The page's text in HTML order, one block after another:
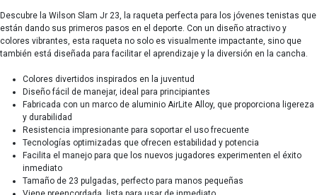
Descubre la Wilson Slam Jr 23, la raqueta perfecta para los jóvenes tenistas que
están dando sus primeros pasos en el deporte. Con un diseño atractivo y
colores vibrantes, esta raqueta no solo es visualmente impactante, sino que
también está diseñada para facilitar el aprendizaje y la diversión en la cancha.
Colores divertidos inspirados en la juventud
Diseño fácil de manejar, ideal para principiantes
Fabricada con un marco de aluminio AirLite Alloy, que proporciona ligereza
y durabilidad
Resistencia impresionante para soportar el uso frecuente
Tecnologías optimizadas que ofrecen estabilidad y potencia
Facilita el manejo para que los nuevos jugadores experimenten el éxito
inmediato
Tamaño de 23 pulgadas, perfecto para manos pequeñas